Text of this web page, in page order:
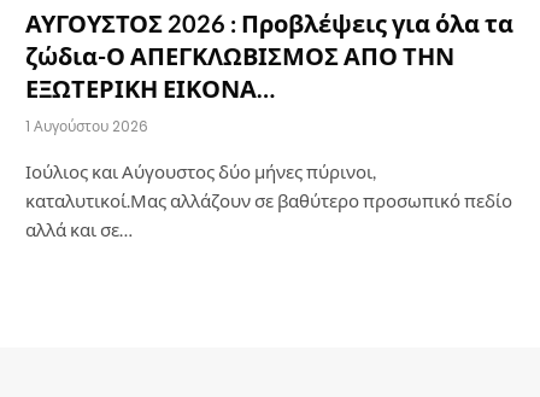
ΑΥΓΟΥΣΤΟΣ 2026 : Προβλέψεις για όλα τα
ζώδια-Ο ΑΠΕΓΚΛΩΒΙΣΜΟΣ ΑΠΟ ΤΗΝ
ΕΞΩΤΕΡΙΚΗ ΕΙΚΟΝΑ…
1 Αυγούστου 2026
Ιούλιος και Αύγουστος δύο μήνες πύρινοι,
καταλυτικοί.Μας αλλάζουν σε βαθύτερο προσωπικό πεδίο
αλλά και σε…